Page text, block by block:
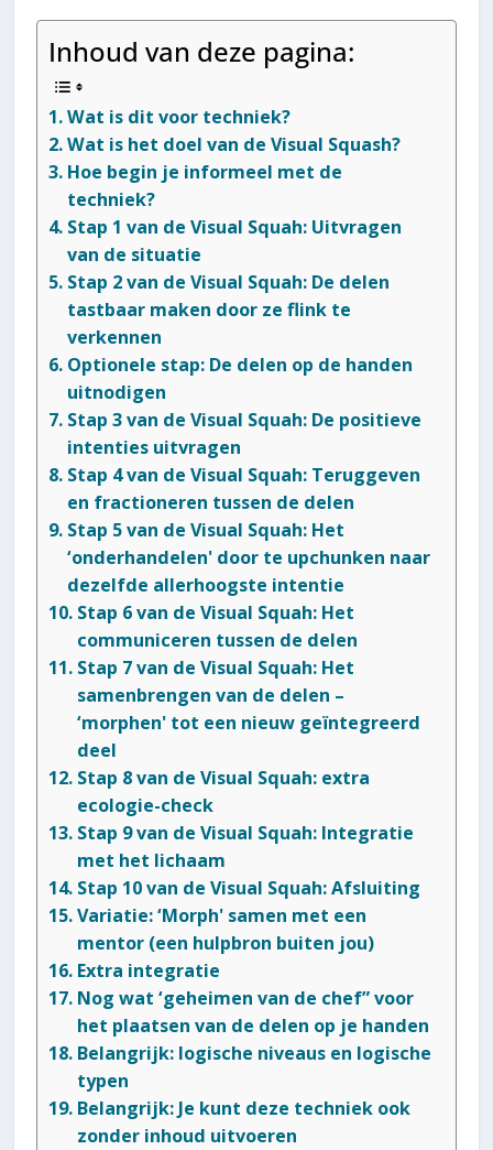
Inhoud van deze pagina:
Wat is dit voor techniek?
Wat is het doel van de Visual Squash?
Hoe begin je informeel met de
techniek?
Stap 1 van de Visual Squah: Uitvragen
van de situatie
Stap 2 van de Visual Squah: De delen
tastbaar maken door ze flink te
verkennen
Optionele stap: De delen op de handen
uitnodigen
Stap 3 van de Visual Squah: De positieve
intenties uitvragen
Stap 4 van de Visual Squah: Teruggeven
en fractioneren tussen de delen
Stap 5 van de Visual Squah: Het
‘onderhandelen' door te upchunken naar
dezelfde allerhoogste intentie
Stap 6 van de Visual Squah: Het
communiceren tussen de delen
Stap 7 van de Visual Squah: Het
samenbrengen van de delen –
‘morphen' tot een nieuw geïntegreerd
deel
Stap 8 van de Visual Squah: extra
ecologie-check
Stap 9 van de Visual Squah: Integratie
met het lichaam
Stap 10 van de Visual Squah: Afsluiting
Variatie: ‘Morph' samen met een
mentor (een hulpbron buiten jou)
Extra integratie
Nog wat ‘geheimen van de chef” voor
het plaatsen van de delen op je handen
Belangrijk: logische niveaus en logische
typen
Belangrijk: Je kunt deze techniek ook
zonder inhoud uitvoeren